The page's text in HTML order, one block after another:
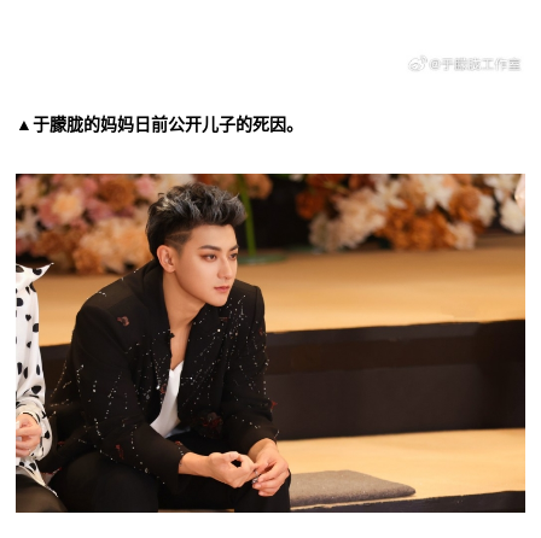
▲于朦胧的妈妈日前公开儿子的死因。